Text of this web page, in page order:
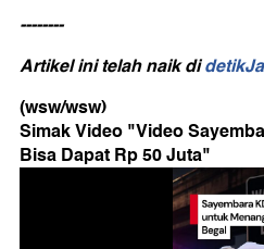
--------
Artikel ini telah naik di
(wsw/wsw)
Simak Video "Video
Bisa Dapat Rp 50 Juta"